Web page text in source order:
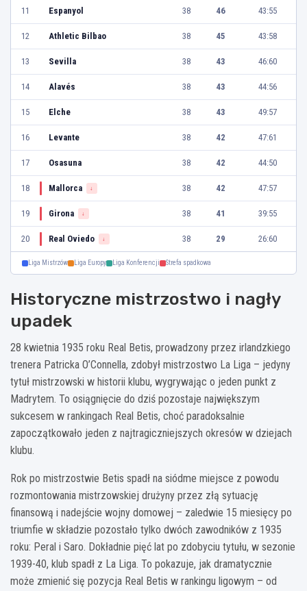
11 Espanyol 38 46 43:55
12 Athletic Bilbao 38 45 43:58
13 Sevilla 38 43 46:60
14 Alavés 38 43 44:56
15 Elche 38 43 49:57
16 Levante 38 42 47:61
17 Osasuna 38 42 44:50
18 Mallorca ↓ 38 42 47:57
19 Girona ↓ 38 41 39:55
20 Real Oviedo ↓ 38 29 26:60
Liga Mistrzów Liga Europy Liga Konferencji Strefa spadkowa
Historyczne mistrzostwo i nagły
upadek
28 kwietnia 1935 roku Real Betis, prowadzony przez irlandzkiego
trenera Patricka O’Connella, zdobył mistrzostwo La Liga – jedyny
tytuł mistrzowski w historii klubu, wygrywając o jeden punkt z
Madrytem. To osiągnięcie do dziś pozostaje największym
sukcesem w rankingach Real Betis, choć paradoksalnie
zapoczątkowało jeden z najtragiczniejszych okresów w dziejach
klubu.
Rok po mistrzostwie Betis spadł na siódme miejsce z powodu
rozmontowania mistrzowskiej drużyny przez złą sytuację
finansową i nadejście wojny domowej – zaledwie 15 miesięcy po
triumfie w składzie pozostało tylko dwóch zawodników z 1935
roku: Peral i Saro. Dokładnie pięć lat po zdobyciu tytułu, w sezonie
1939-40, klub spadł z La Liga. To pokazuje, jak dramatycznie
może zmienić się pozycja Real Betis w rankingu ligowym – od